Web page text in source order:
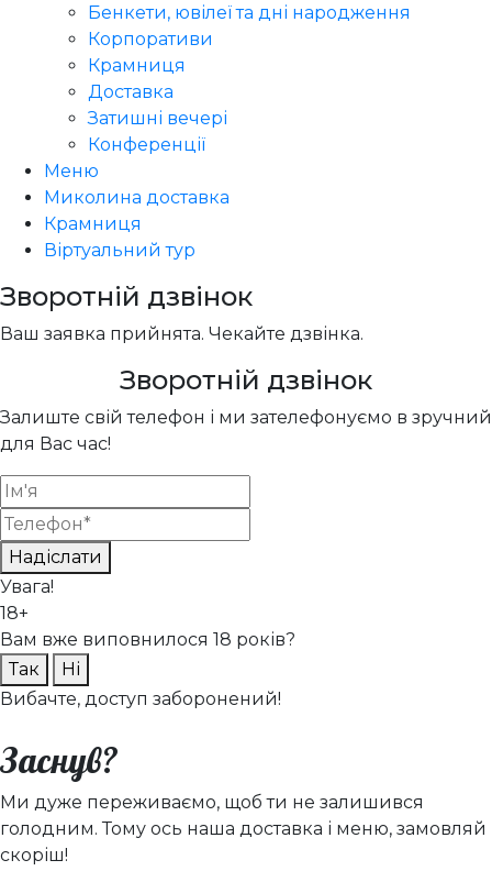
Бенкети, ювілеї та дні народження
Корпоративи
Крамниця
Доставка
Затишні вечері
Конференції
Меню
Миколина доставка
Крамниця
Віртуальний тур
Зворотній дзвінок
Ваш заявка прийнята. Чекайте дзвінка.
Зворотній дзвінок
Залиште свій телефон і ми зателефонуємо в зручний
для Вас час!
Надіслати
Увага!
18+
Вам вже виповнилося 18 років?
Так
Ні
Вибачте, доступ заборонений!
Заснув?
Ми дуже переживаємо, щоб ти не залишився
голодним. Тому ось наша доставка і меню, замовляй
скоріш!